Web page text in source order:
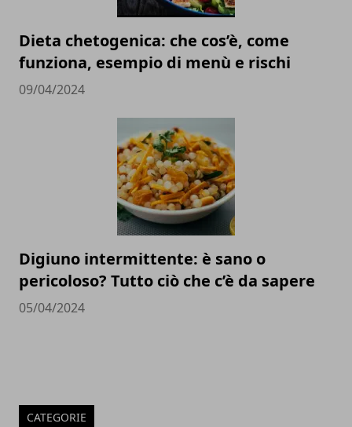
Dieta chetogenica: che cos’è, come
funziona, esempio di menù e rischi
09/04/2024
Digiuno intermittente: è sano o
pericoloso? Tutto ciò che c’è da sapere
05/04/2024
CATEGORIE